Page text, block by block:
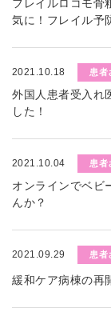
フレイルロコモ骨
気に！フレイル予
2021.10.18 患者
外国人患者受入れ
した！
2021.10.04 患者
オンラインでベビ
んか？
2021.09.29 患者
緩和ケア病棟の再